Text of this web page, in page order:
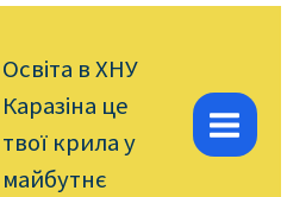
Освіта в ХНУ
Каразіна це
твої крила у
майбутнє